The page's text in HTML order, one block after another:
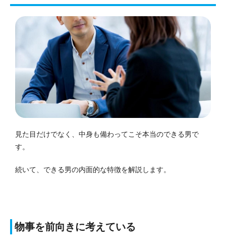
見た目だけでなく、中身も備わってこそ本当のできる男で
す。
続いて、できる男の内面的な特徴を解説します。
物事を前向きに考えている